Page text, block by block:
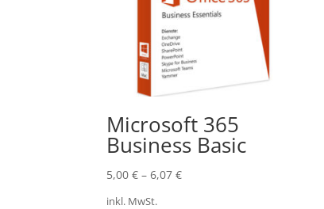
Microsoft 365
Business Basic
5,00€ –6,07€
inkl. MwSt.